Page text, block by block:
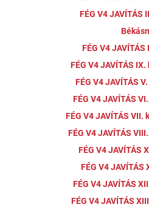
FÉG V4 JAVÍTÁS
FÉG V4
FÉG V4 JAVÍTÁS
FÉG V4 JAVÍTÁS
FÉG V4 JAVÍTÁS
FÉG V4 JAVÍTÁS
FÉG V4 JAVÍTÁS
FÉG V4 JAVÍTÁS
FÉG V4
FÉG V4 JAVÍTÁS
FÉG V4 JAVÍTÁS